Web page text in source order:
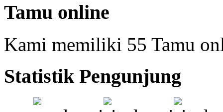
Tamu online
Kami memiliki 55 Tamu
Statistik Pengunjung